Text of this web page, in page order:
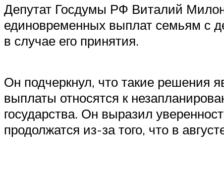
Депутат Госдумы РФ Виталий
единовременных выплат семьям с
в случае его принятия.
Он подчеркнул, что такие решения
выплаты относятся к
государства. Он выразил
продолжатся из-за того, что в